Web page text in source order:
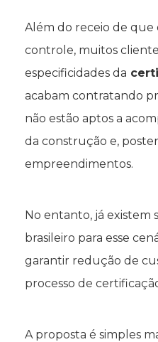
Além do receio de que
controle, muitos
especificidades da
acabam contratando
não estão aptos a
da construção e,
empreendimentos.
No entanto, já existem
brasileiro para esse
garantir redução de
processo de
A proposta é simples